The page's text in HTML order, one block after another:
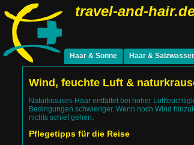
travel-and-
Haar & Sonne
fettendes Haar
naturkrauses Haar
dauergewelltes Haar
coloriertes Haar
Haar & Salzwasser
fettendes Haar
naturkrauses Haar
dauergewelltes
coloriertes Haar
Wind, feuchte Luft &
Naturkrauses Haar entfaltet bei hoher
Bedingungen schwieriger. Wenn noch Wind
nichts schief gehen.
Pflegetipps für die Reise